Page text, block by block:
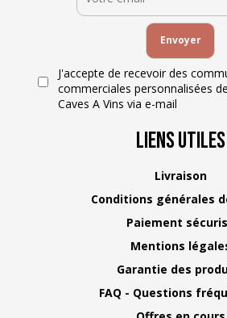
J'accepte de recevoir des
commerciales personnalisées
Caves A Vins via e-mail
Liens Utiles
Livraison
Conditions générales
Paiement
Mentions
Garantie des
FAQ - Questions